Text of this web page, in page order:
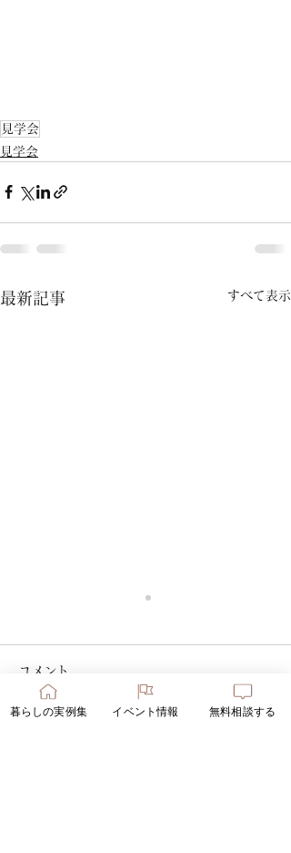
見学会
見学会
最新記事 すべて表示
コメント
暮らしの実例集 イベント情報 無料相談する